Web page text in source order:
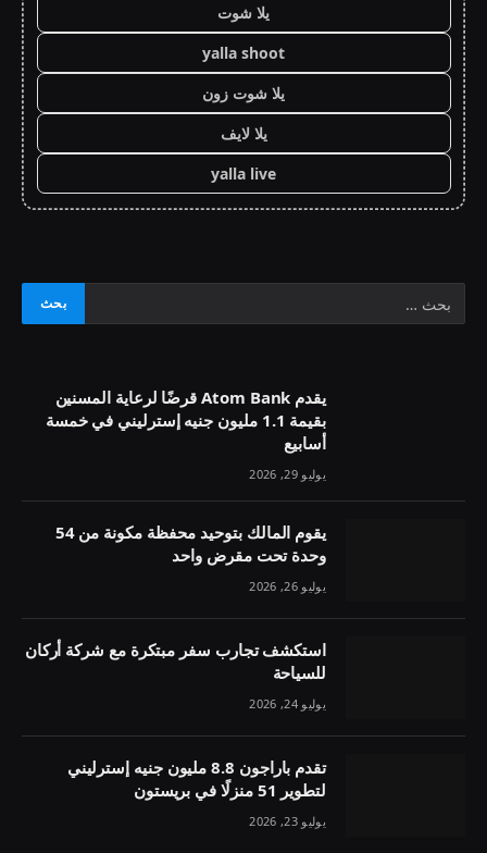
يلا شوت
yalla shoot
يلا شوت زون
يلا لايف
yalla live
يقدم Atom Bank قرضًا لرعاية المسنين
بقيمة 1.1 مليون جنيه إسترليني في خمسة
أسابيع
يوليو 29, 2026
يقوم المالك بتوحيد محفظة مكونة من 54
وحدة تحت مقرض واحد
يوليو 26, 2026
استكشف تجارب سفر مبتكرة مع شركة أركان
للسياحة
يوليو 24, 2026
تقدم باراجون 8.8 مليون جنيه إسترليني
لتطوير 51 منزلًا في بريستون
يوليو 23, 2026